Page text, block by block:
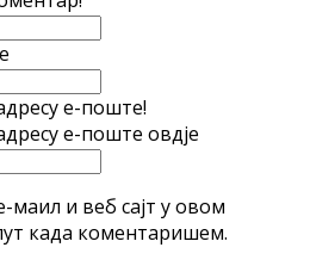
е-поште!
е-поште овдје
маил и веб сајт у овом
када коментаришем.